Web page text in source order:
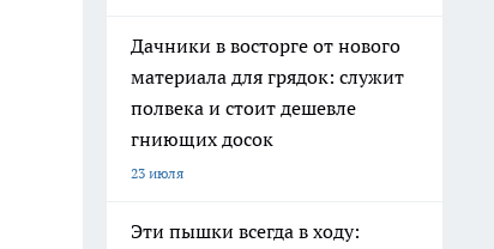
Дачники в восторге от нового
материала для грядок: служит
полвека и стоит дешевле
гниющих досок
23 июля
Эти пышки всегда в ходу: